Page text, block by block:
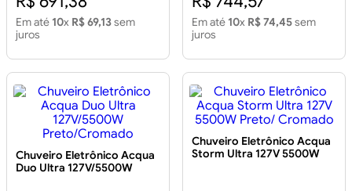
Em até 10x R$ 69,13sem
juros
Em até 10x R$ 74,45sem
juros
Chuveiro Eletrônico Acqua
Duo Ultra 127V/5500W
Chuveiro Eletrônico Acqua
Storm Ultra 127V 5500W